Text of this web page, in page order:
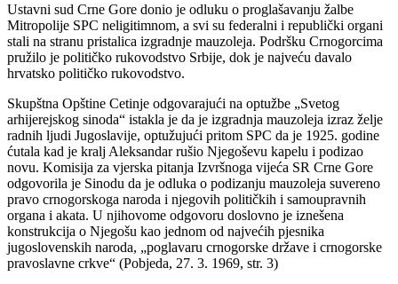
Ustavni sud Crne Gore donio je odluku o proglašavanju žalbe
Mitropolije SPC neligitimnom, a svi su federalni i republički organi
stali na stranu pristalica izgradnje mauzoleja. Podršku Crnogorcima
pružilo je političko rukovodstvo Srbije, dok je najveću davalo
hrvatsko političko rukovodstvo.
Skupštna Opštine Cetinje odgovarajući na optužbe „Svetog
arhijerejskog sinoda“ istakla je da je izgradnja mauzoleja izraz želje
radnih ljudi Jugoslavije, optužujući pritom SPC da je 1925. godine
ćutala kad je kralj Aleksandar rušio Njegoševu kapelu i podizao
novu. Komisija za vjerska pitanja Izvršnoga vijeća SR Crne Gore
odgovorila je Sinodu da je odluka o podizanju mauzoleja suvereno
pravo crnogorskoga naroda i njegovih političkih i samoupravnih
organa i akata. U njihovome odgovoru doslovno je iznešena
konstrukcija o Njegošu kao jednom od najvećih pjesnika
jugoslovenskih naroda, „poglavaru crnogorske države i crnogorske
pravoslavne crkve“ (Pobjeda, 27. 3. 1969, str. 3)